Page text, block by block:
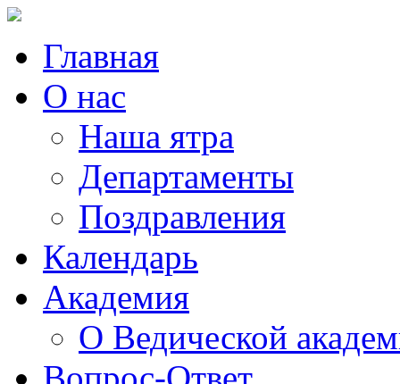
Главная
О нас
Наша ятра
Департаменты
Поздравления
Календарь
Академия
О Ведической